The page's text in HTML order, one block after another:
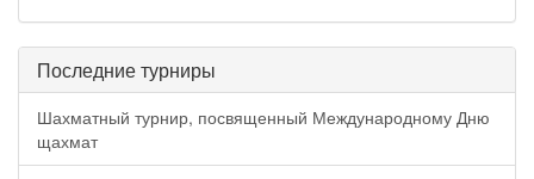
Последние турниры
Шахматный турнир, посвященный Международному Дню
щахмат